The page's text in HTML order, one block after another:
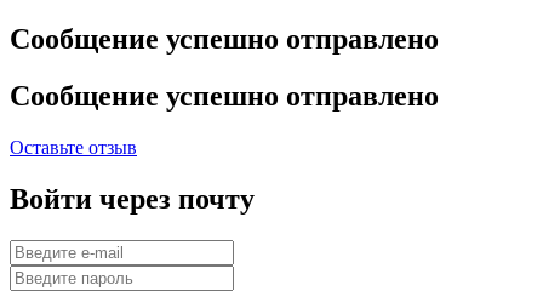
Сообщение успешно отправлено
Сообщение успешно отправлено
Оставьте отзыв
Войти через почту